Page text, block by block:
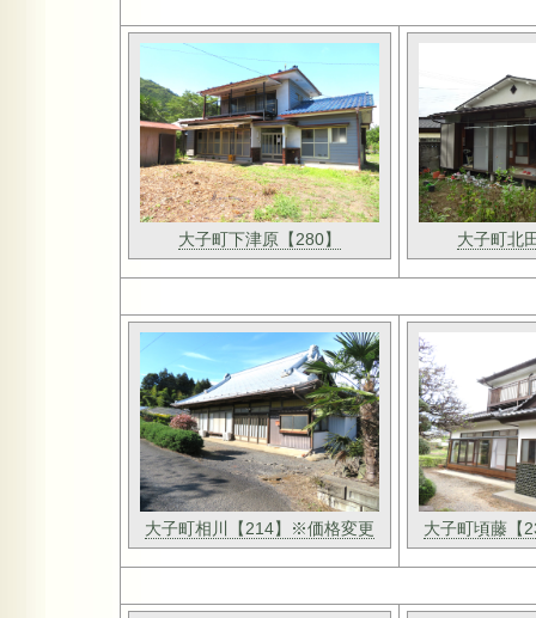
大子町下津原【280】 大子町北
大子町相川【214】※価格変更 大子町頃藤【